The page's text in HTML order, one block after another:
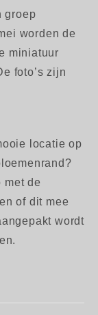
groep
worden de
miniatuur
foto’s zijn
locatie op
met de
of dit mee
wordt